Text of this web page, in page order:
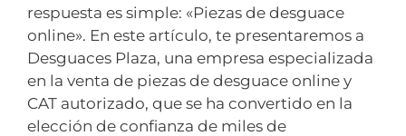
respuesta es simple: «Piezas de desguace
online». En este artículo, te presentaremos a
Desguaces Plaza, una empresa especializada
en la venta de piezas de desguace online y
CAT autorizado, que se ha convertido en la
elección de confianza de miles de